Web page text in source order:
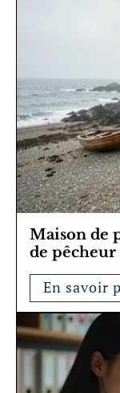
Maison de
de pêcheur
En savoir